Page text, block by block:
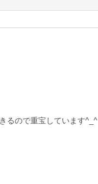
るので重宝しています^_^